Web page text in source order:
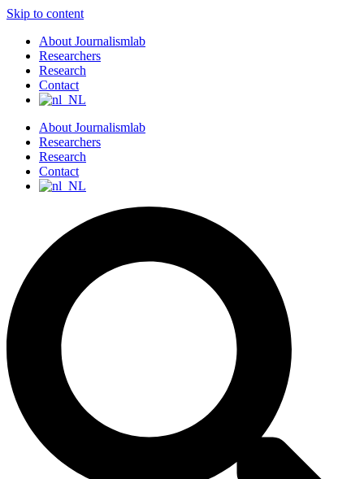
Skip to content
About Journalismlab
Researchers
Research
Contact
About Journalismlab
Researchers
Research
Contact